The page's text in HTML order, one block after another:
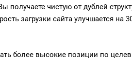
получаете чистую от дублей
загрузки сайта улучшается на
более высокие позиции по